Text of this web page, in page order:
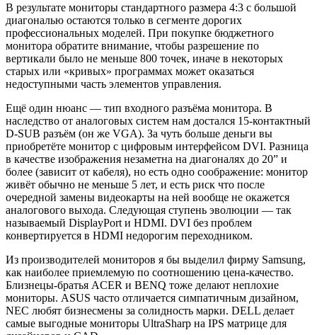
В результате мониторы стандартного размера 4:3 с большой
диагональю остаются только в сегменте дорогих
профессиональных моделей. При покупке бюджетного
монитора обратите внимание, чтобы разрешение по
вертикали было не меньше 800 точек, иначе в некоторых
старых или «кривых» программах может оказаться
недоступными часть элементов управления.
Ещё один нюанс — тип входного разъёма монитора. В
наследство от аналоговых систем нам достался 15-контактный
D-SUB разъём (он же VGA). За чуть больше деньги вы
приобретёте монитор с цифровым интерфейсом DVI. Разница
в качестве изображения незаметна на диагоналях до 20” и
более (зависит от кабеля), но есть одно соображение: монитор
живёт обычно не меньше 5 лет, и есть риск что после
очередной замены видеокарты на ней вообще не окажется
аналогового выхода. Следующая ступень эволюции — так
называемый DisplayPort и HDMI. DVI без проблем
конвертируется в HDMI недорогим переходником.
Из производителей мониторов я бы выделил фирму Samsung,
как наиболее приемлемую по соотношению цена-качество.
Близнецы-братья ACER и BENQ тоже делают неплохие
мониторы. ASUS часто отличается симпатичным дизайном,
NEC любят бизнесмены за солидность марки. DELL делает
самые выгодные мониторы UltraSharp на IPS матрице для